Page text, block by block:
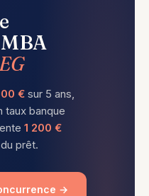
€ sur 5 ans,
taux banque
1 200 €
prêt.
→